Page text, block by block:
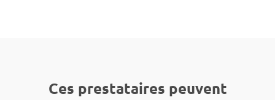
Ces prestataires peuvent